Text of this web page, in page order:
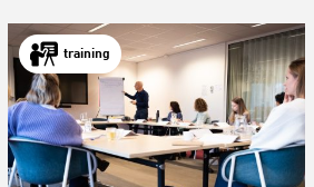
training